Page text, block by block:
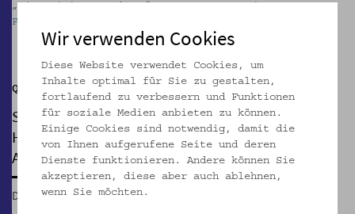
Pause
„Historisiert euch!“ © Foto: "Erste Mai Demo 1985“
Foto HOSI Archiv
Queer Museum Vienna @ VKM
SOFT OPENING
Historisiert euch! Eine Geschichte des queeren
Aktivismus in Wien
Do, 23.06.2022, 17:00 – 20:00
Wir verwenden Cookies
Diese Website verwendet Cookies, um
Inhalte optimal für Sie zu gestalten,
fortlaufend zu verbessern und Funktionen
für soziale Medien anbieten zu können.
Einige Cookies sind notwendig, damit die
von Ihnen aufgerufene Seite und deren
Dienste funktionieren. Andere können Sie
akzeptieren, diese aber auch ablehnen,
wenn Sie möchten.